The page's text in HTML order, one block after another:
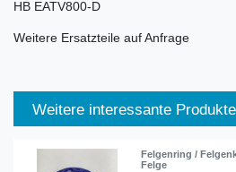
HB EATV800-D
Weitere Ersatzteile auf Anfrage
Weitere interessante Produkte
Felgenring /
Felge